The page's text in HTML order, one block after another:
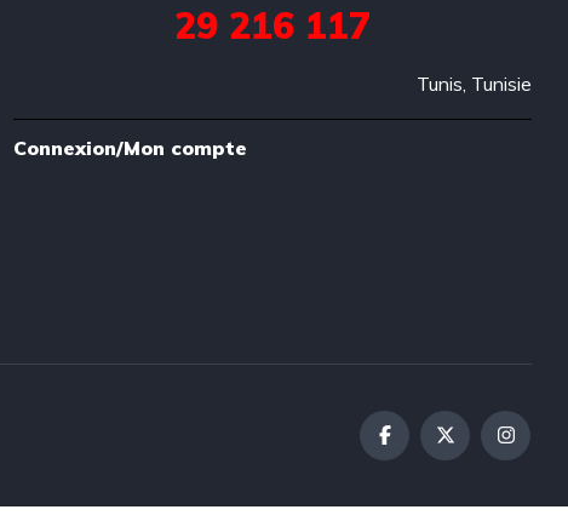
29 216 117
Tunis, Tunisie
Connexion/Mon compte